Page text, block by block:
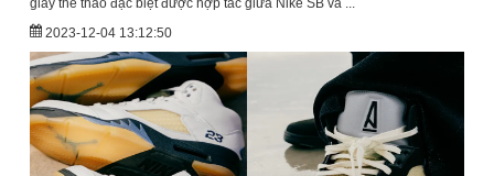
giày thể thao đặc biệt được hợp tác giữa Nike SB và ...
2023-12-04 13:12:50